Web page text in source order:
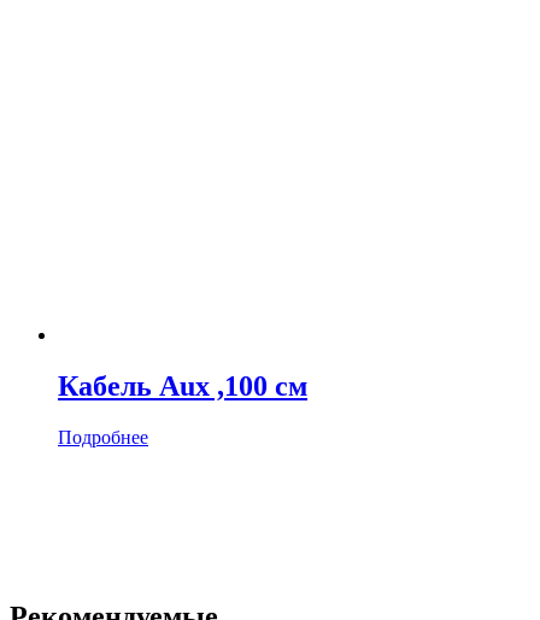
Кабель Aux ,100 см
Подробнее